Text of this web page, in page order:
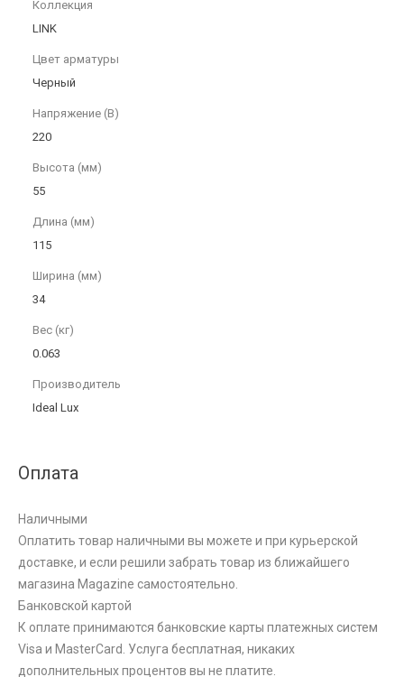
Коллекция
LINK
Цвет арматуры
Черный
Напряжение (В)
220
Высота (мм)
55
Длина (мм)
115
Ширина (мм)
34
Вес (кг)
0.063
Производитель
Ideal Lux
Оплата
Наличными
Оплатить товар наличными вы можете и при курьерской
доставке, и если решили забрать товар из ближайшего
магазина Magazine самоcтоятельно.
Банковской картой
К оплате принимаются банковские карты платежных систем
Visa и MasterCard. Услуга бесплатная, никаких
дополнительных процентов вы не платите.